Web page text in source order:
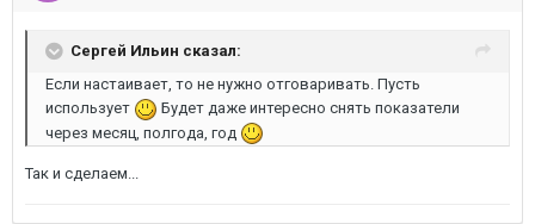
Сергей Ильин сказал:
Если настаивает, то не нужно отговаривать. Пусть
использует
Будет даже интересно снять показатели
через месяц, полгода, год
Так и сделаем...